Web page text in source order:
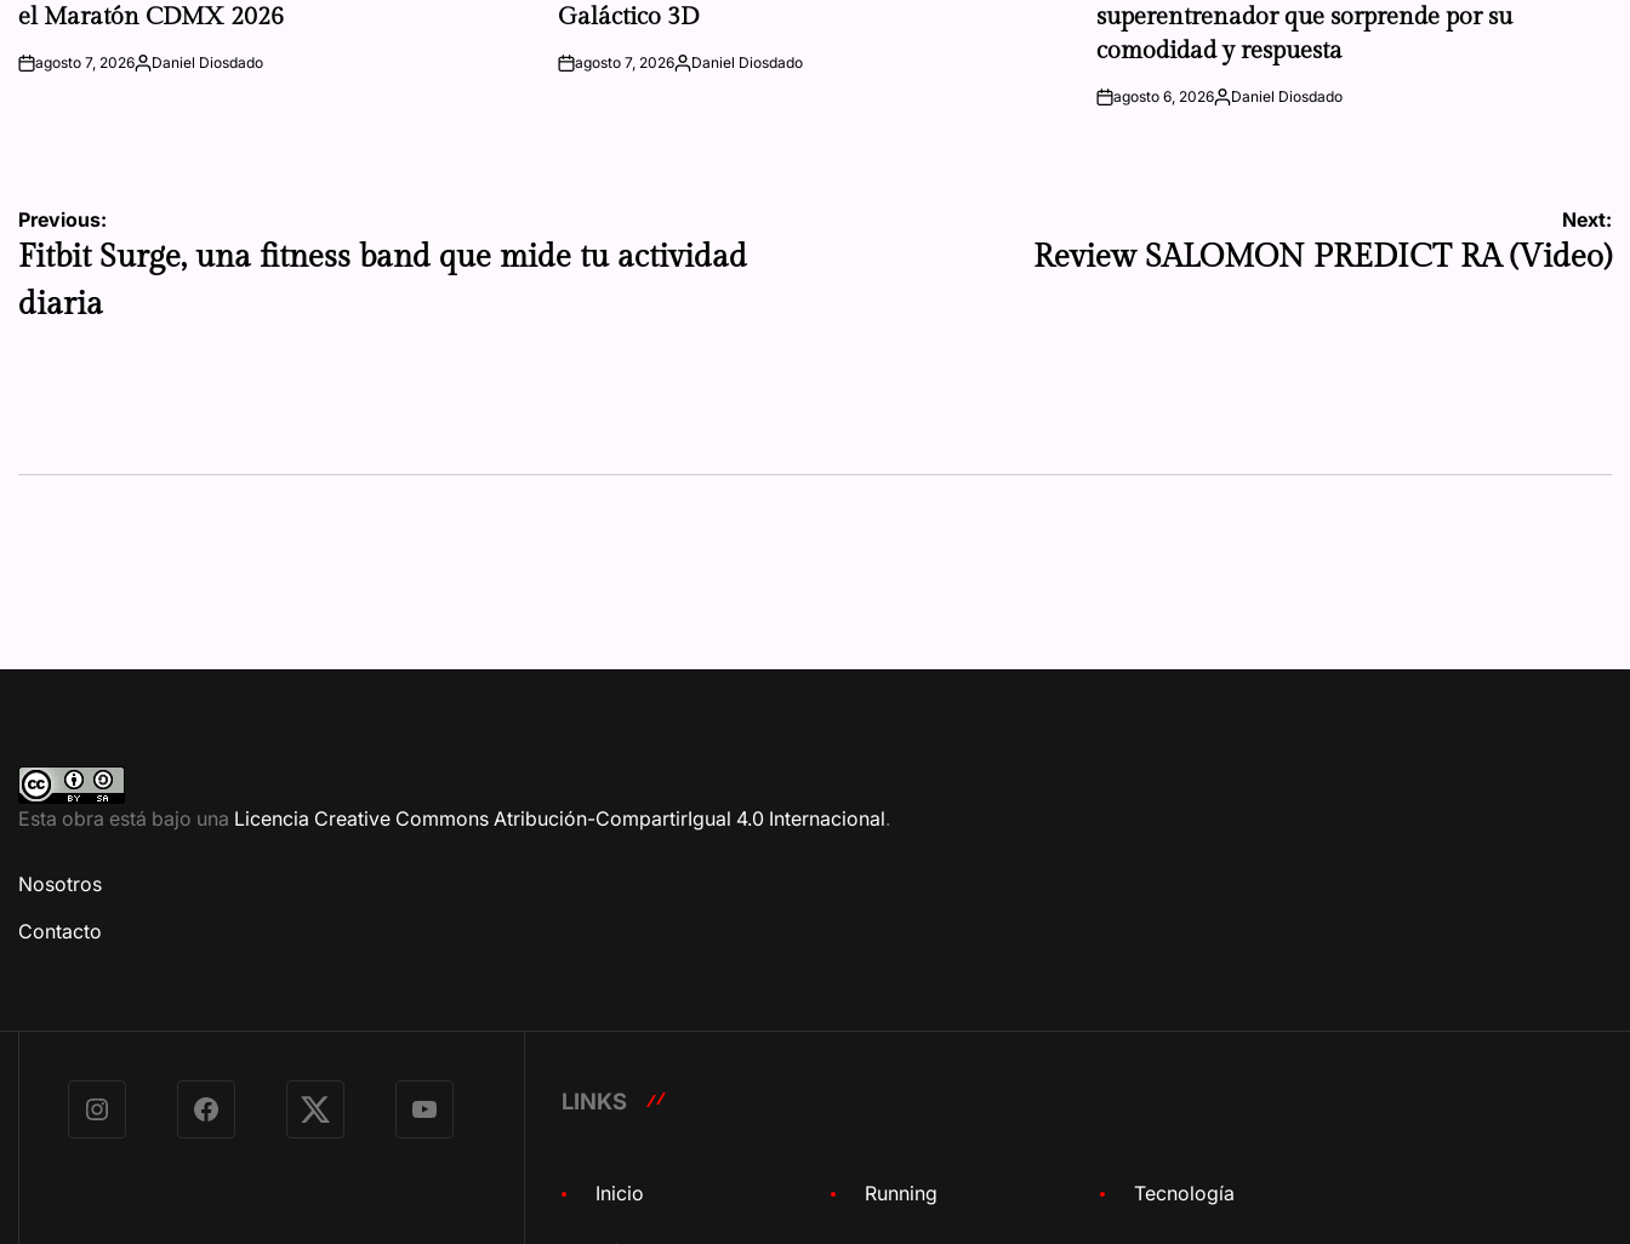
el Maratón CDMX 2026
onagosto 7, 2026Posted
Daniel Diosdado
Galáctico 3D
onagosto 7, 2026Posted
Daniel Diosdado
superentrenador que sorprende por su
comodidad y respuesta
onagosto 6, 2026Posted
Daniel Diosdado
Navegación
de
entradas
Previous:
Fitbit Surge, una fitness band que mide tu actividad
diaria
Next:
Review SALOMON PREDICT RA (Video)
Esta obra está bajo una Licencia Creative Commons Atribución-CompartirIgual 4.0 Internacional.
Nosotros
Contacto
Instagram Facebook X YouTube
LINKS
Inicio Running Tecnología